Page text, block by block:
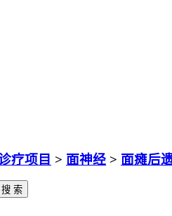
疗项目 > 面神经 > 面瘫后